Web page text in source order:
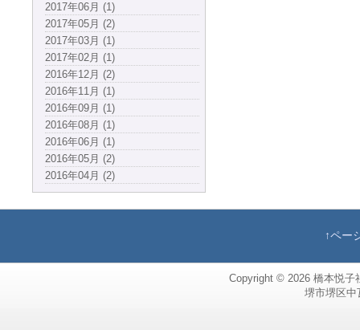
2017年06月 (1)
2017年05月 (2)
2017年03月 (1)
2017年02月 (1)
2016年12月 (2)
2016年11月 (1)
2016年09月 (1)
2016年08月 (1)
2016年06月 (1)
2016年05月 (2)
2016年04月 (2)
↑ペー
Copyright © 2026 橋本悦子
堺市堺区